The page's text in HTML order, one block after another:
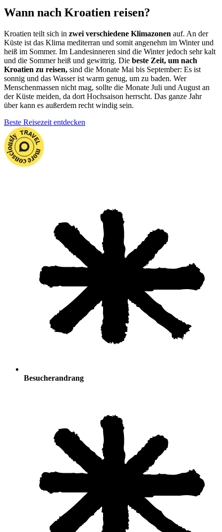
Wann nach Kroatien reisen?
Kroatien teilt sich in zwei verschiedene Klimazonen auf. An der
Küste ist das Klima mediterran und somit angenehm im Winter und
heiß im Sommer. Im Landesinneren sind die Winter jedoch sehr kalt
und die Sommer heiß und gewittrig. Die beste Zeit, um nach
Kroatien zu reisen, sind die Monate Mai bis September: Es ist
sonnig und das Wasser ist warm genug, um zu baden. Wer
Menschenmassen nicht mag, sollte die Monate Juli und August an
der Küste meiden, da dort Hochsaison herrscht. Das ganze Jahr
über kann es außerdem recht windig sein.
Beste Reisezeit entdecken
Besucherandrang